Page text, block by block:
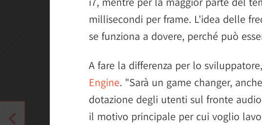
millisecondi per frame. L'idea delle
se funziona a dovere, perché può
A fare la differenza per lo
Engine. "Sarà un game changer,
dotazione degli utenti sul fronte
il motivo principale per cui voglio